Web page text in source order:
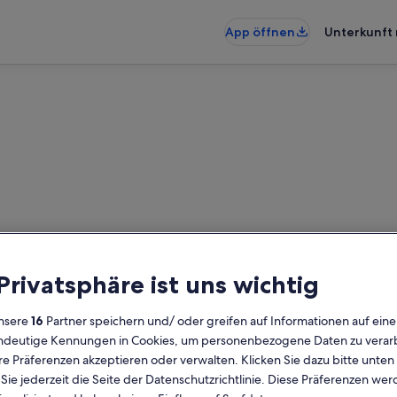
App öffnen
Unterkunft
– gib deinen Reisezeitraum
prüfen
Daten
2
ist uns wichtig
16 Partner speichern und/ oder greifen auf Informationen auf
Kennungen in Cookies, um personenbezogene Daten zu
Präferenzen akzeptieren oder verwalten. Klicken Sie dazu bitte
jederzeit die Seite der Datenschutzrichtlinie. Diese Präferenzen